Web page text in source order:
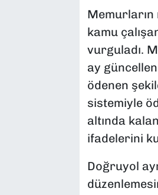
kamu
vurguladı.
ay
ödenen
sistemiyle
altında
ifadelerini
Doğruyol